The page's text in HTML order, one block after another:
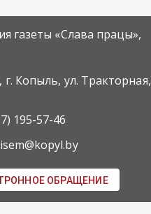
газеты «Слава працы»,
г. Копыль, ул. Тракторная,
195-57-46
ОБРАЩЕНИЕ